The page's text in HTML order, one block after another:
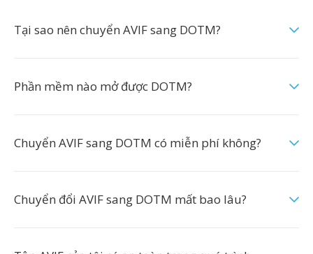
Tại sao nên chuyển AVIF sang DOTM?
Phần mềm nào mở được DOTM?
Chuyển AVIF sang DOTM có miễn phí không?
Chuyển đổi AVIF sang DOTM mất bao lâu?